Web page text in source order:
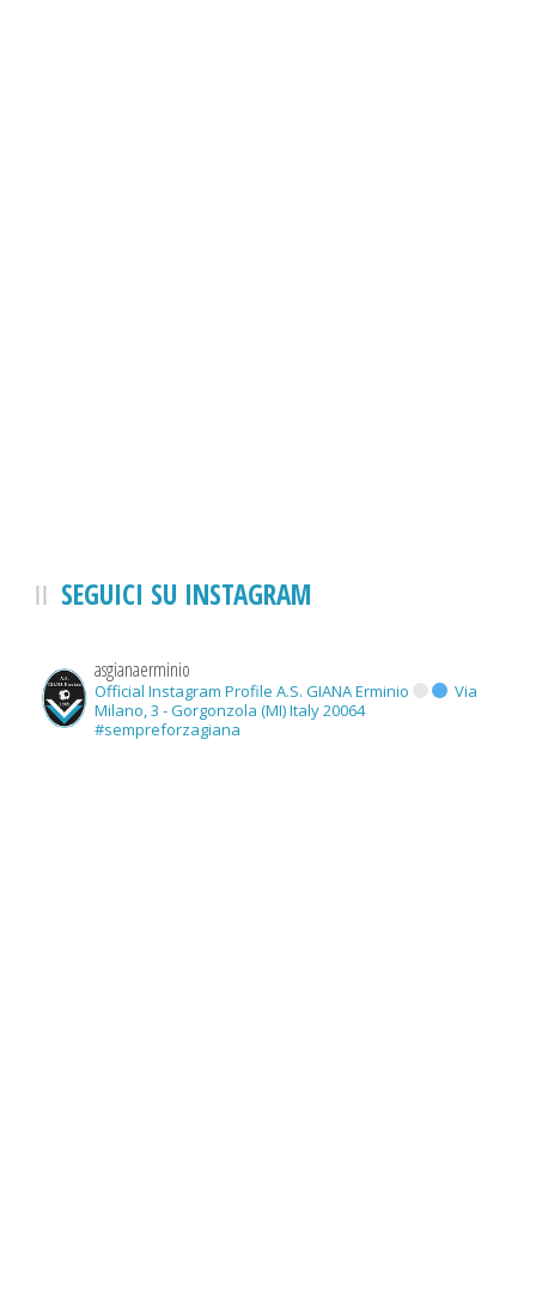
SEGUICI SU INSTAGRAM
asgianaerminio
Official Instagram Profile A.S. GIANA Erminio
Via
Milano, 3 - Gorgonzola (MI) Italy 20064
#sempreforzagiana